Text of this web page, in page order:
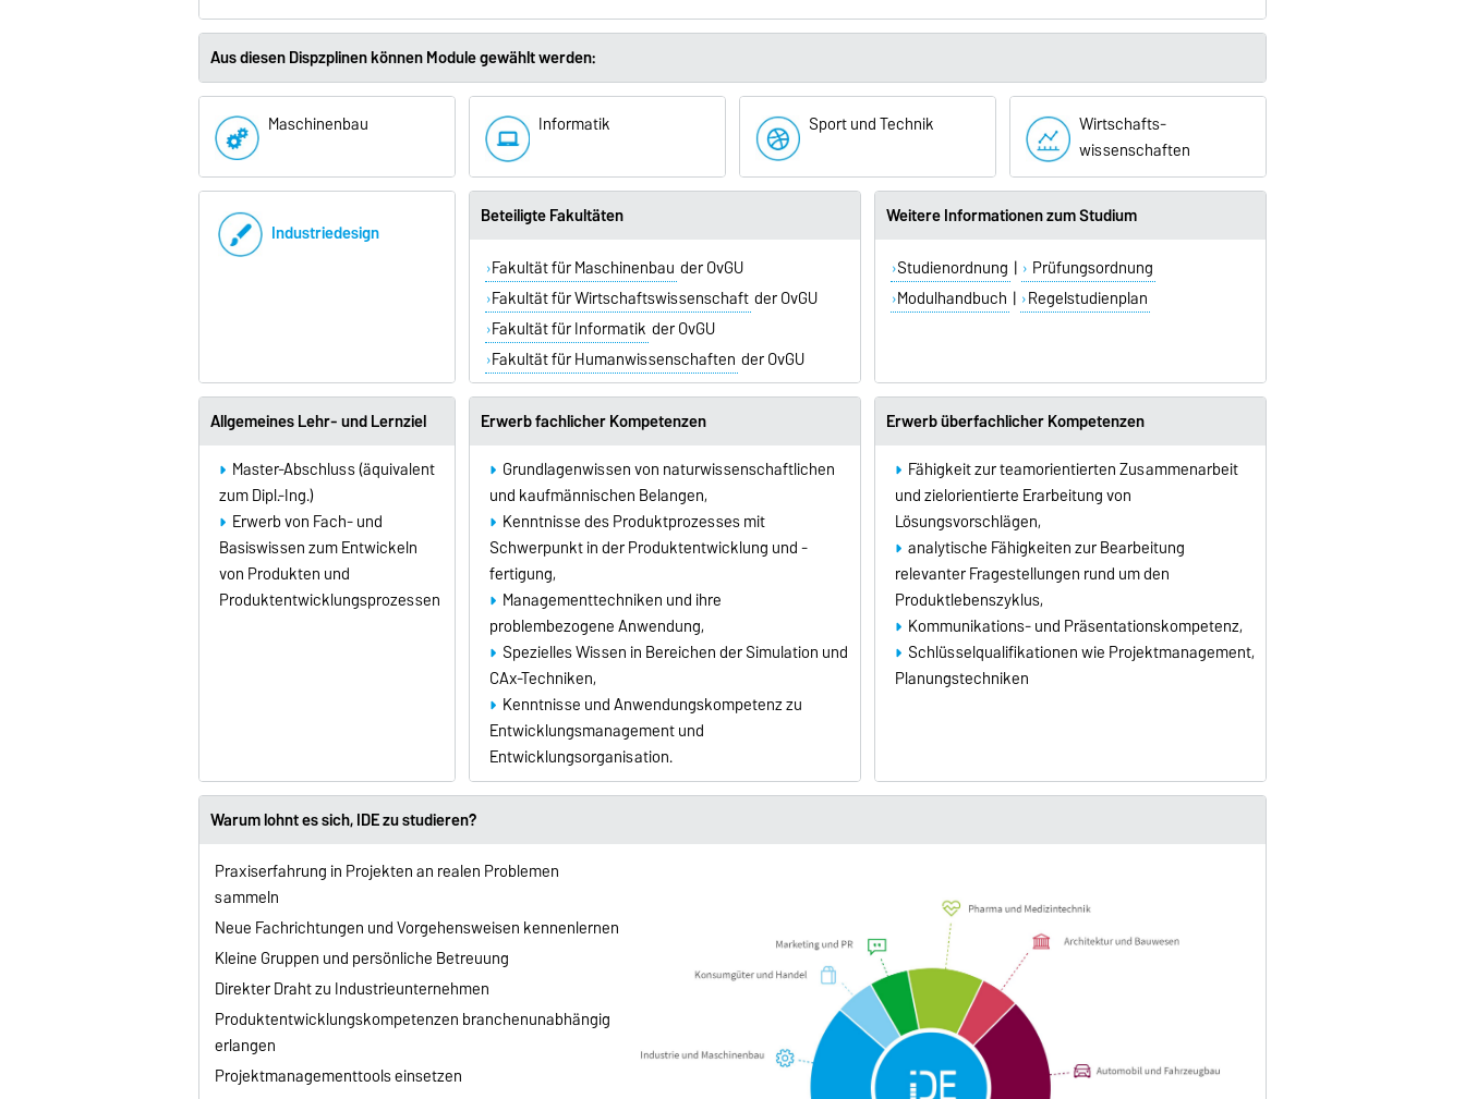
Aus diesen Dispzplinen können Module gewählt werden:
Maschinenbau Informatik Sport und Technik
Wirtschafts-
wissenschaften
Industriedesign
Beteiligte Fakultäten
Fakultät für Maschinenbau der OvGU
Fakultät für Wirtschaftswissenschaft der OvGU
Fakultät für Informatik der OvGU
Fakultät für Humanwissenschaften der OvGU
Weitere Informationen zum Studium
Studienordnung |
Prüfungsordnung
Modulhandbuch | Regelstudienplan
Allgemeines Lehr- und Lernziel
Master-Abschluss (äquivalent
zum Dipl.-Ing.)
Erwerb von Fach- und
Basiswissen zum Entwickeln
von Produkten und
Produktentwicklungsprozessen
Erwerb fachlicher Kompetenzen
Grundlagenwissen von naturwissenschaftlichen
und kaufmännischen Belangen,
Kenntnisse des Produktprozesses mit
Schwerpunkt in der Produktentwicklung und -
fertigung,
Managementtechniken und ihre
problembezogene Anwendung,
Spezielles Wissen in Bereichen der Simulation und
CAx-Techniken,
Kenntnisse und Anwendungskompetenz zu
Entwicklungsmanagement und
Entwicklungsorganisation.
Erwerb überfachlicher Kompetenzen
Fähigkeit zur teamorientierten Zusammenarbeit
und zielorientierte Erarbeitung von
Lösungsvorschlägen,
analytische Fähigkeiten zur Bearbeitung
relevanter Fragestellungen rund um den
Produktlebenszyklus,
Kommunikations- und Präsentationskompetenz,
Schlüsselqualifikationen wie Projektmanagement,
Planungstechniken
Warum lohnt es sich, IDE zu studieren?
Praxiserfahrung in Projekten an realen Problemen
sammeln
Neue Fachrichtungen und Vorgehensweisen kennenlernen
Kleine Gruppen und persönliche Betreuung
Direkter Draht zu Industrieunternehmen
Produktentwicklungskompetenzen branchenunabhängig
erlangen
Projektmanagementtools einsetzen